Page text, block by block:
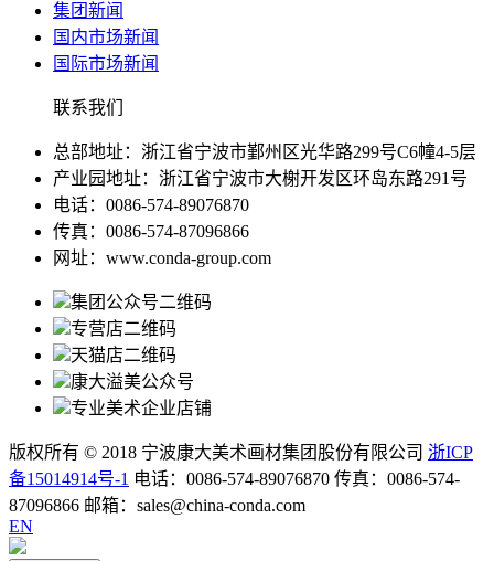
集团新闻
国内市场新闻
国际市场新闻
联系我们
总部地址：浙江省宁波市鄞州区光华路299号C6幢4-5层
产业园地址：浙江省宁波市大榭开发区环岛东路291号
电话：0086-574-89076870
传真：0086-574-87096866
网址：www.conda-group.com
集团公众号二维码
专营店二维码
天猫店二维码
康大溢美公众号
专业美术企业店铺
版权所有 © 2018 宁波康大美术画材集团股份有限公司 浙ICP
备15014914号-1 电话：0086-574-89076870 传真：0086-574-
87096866 邮箱：sales@china-conda.com
EN